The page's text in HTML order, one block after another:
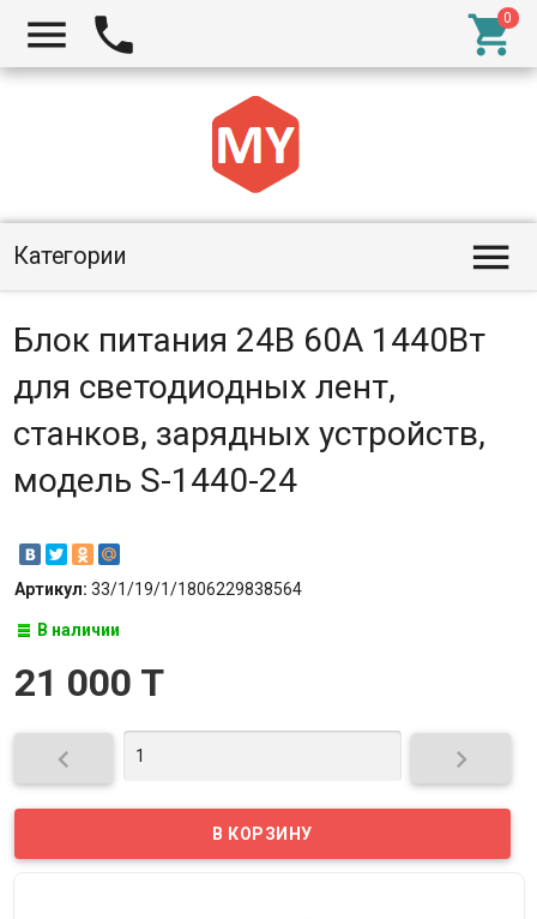
  
Категории 
Блок питания 24В 60А 1440Вт
для светодиодных лент,
станков, зарядных устройств,
модель S-1440-24
Артикул: 33/1/19/1/1806229838564
В наличии
21 000 T
 